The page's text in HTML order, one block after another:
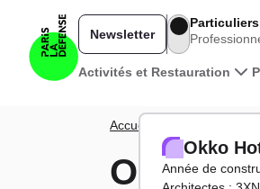
Navigation principale
Activités et Restauration
Newsletter
Particuliers
Fil d'Ariane
Accueil
Okko
Okko
Année de